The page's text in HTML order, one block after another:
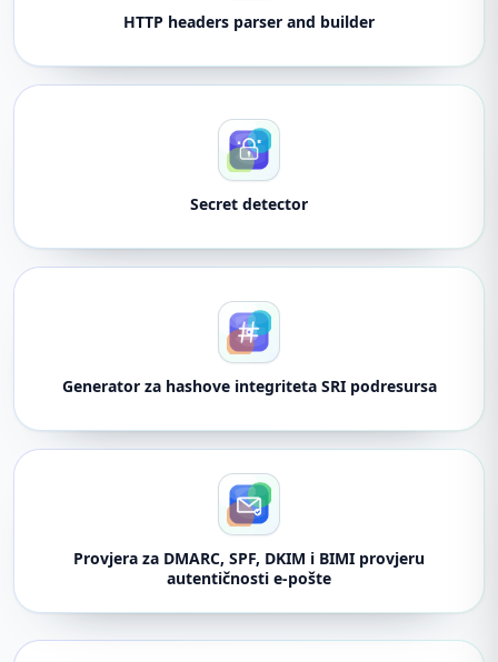
HTTP headers parser and builder
Secret detector
Generator za hashove integriteta SRI podresursa
Provjera za DMARC, SPF, DKIM i BIMI provjeru
autentičnosti e-pošte